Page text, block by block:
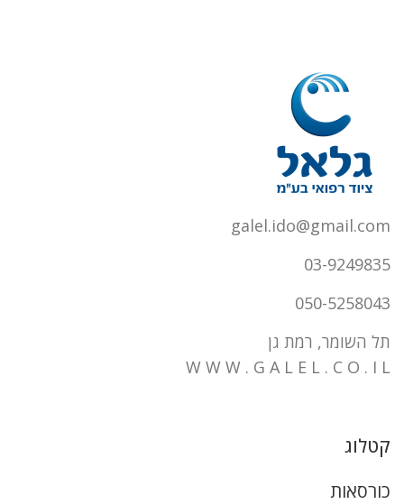
galel.ido@gmail.com
03-9249835
050-5258043
תל השומר, רמת גן
W W W . G A L E L . C O . I L
קטלוג
כורסאות